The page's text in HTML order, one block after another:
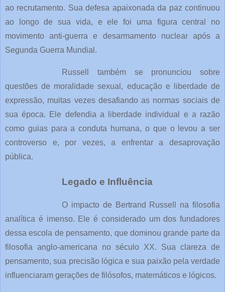
ao recrutamento. Sua defesa apaixonada da paz continuou
ao longo de sua vida, e ele foi uma figura central no
movimento anti-guerra e desarmamento nuclear após a
Segunda Guerra Mundial.
Russell também se pronunciou sobre
questões de moralidade sexual, educação e liberdade de
expressão, muitas vezes desafiando as normas sociais de
sua época. Ele defendia a liberdade individual e a razão
como guias para a conduta humana, o que o levou a ser
controverso e, por vezes, a enfrentar a desaprovação
pública.
Legado e Influência
O impacto de Bertrand Russell na filosofia
analítica é imenso. Ele é considerado um dos fundadores
dessa escola de pensamento, que dominou grande parte da
filosofia anglo-americana no século XX. Sua clareza de
pensamento, sua precisão lógica e sua paixão pela verdade
influenciaram gerações de filósofos, matemáticos e lógicos.